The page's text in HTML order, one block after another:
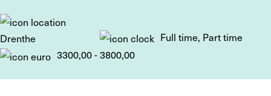
Drenthe
Full time, Part time
3300,00 - 3800,00